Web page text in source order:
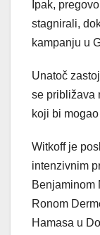
Ipak,
stagnirali,
kampanju u
Unatoč
se približava
koji bi
Witkoff je
intenzivnim
Benjaminom
Ronom
Hamasa u